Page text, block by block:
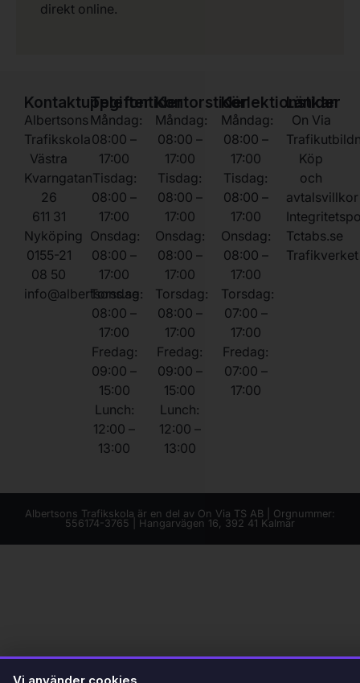
direkt online.
Kontaktuppgifter
Albertsons
Trafikskola
Västra
Kvarngatan
26
611 31
Nyköping
0155-21
08 50
info@albertsons.se
Telefontider
Måndag:
08:00 –
17:00
Tisdag:
08:00 –
17:00
Onsdag:
08:00 –
17:00
Torsdag:
08:00 –
17:00
Fredag:
09:00 –
15:00
Lunch:
12:00 –
13:00
Kontorstider
Måndag:
08:00 –
17:00
Tisdag:
08:00 –
17:00
Onsdag:
08:00 –
17:00
Torsdag:
08:00 –
17:00
Fredag:
09:00 –
15:00
Lunch:
12:00 –
13:00
Körlektionstider
Måndag:
08:00 –
17:00
Tisdag:
08:00 –
17:00
Onsdag:
08:00 –
17:00
Torsdag:
07:00 –
17:00
Fredag:
07:00 –
17:00
Länkar
On Via
Köp
och
avtalsvillkor
Tctabs.se
Trafikverket
Albertsons Trafikskola är en del av On Via TS AB | Orgnummer:
556174-3765 | Hangarvägen 16, 392 41 Kalmar